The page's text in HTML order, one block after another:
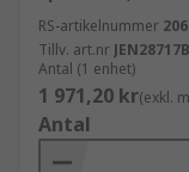
RS-artikelnummer
Tillv. art.nr
Antal (1 enhet)
1 971,20 kr(exkl.
Antal